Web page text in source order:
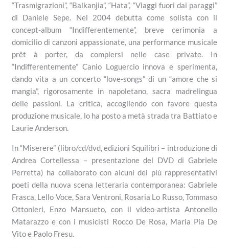
“Trasmigrazioni”, “Balkanjia”, “Hata”, “Viaggi fuori dai paraggi”
di Daniele Sepe. Nel 2004 debutta come solista con il
concept-album “Indifferentemente”, breve cerimonia a
domicilio di canzoni appassionate, una performance musicale
prêt à porter, da compiersi nelle case private. In
“Indifferentemente” Canio Loguercio innova e sperimenta,
dando vita a un concerto “love-songs” di un “amore che si
mangia”, rigorosamente in napoletano, sacra madrelingua
delle passioni. La critica, accogliendo con favore questa
produzione musicale, lo ha posto a metà strada tra Battiato e
Laurie Anderson.
In “Miserere” (libro/cd/dvd, edizioni Squilibri – introduzione di
Andrea Cortellessa – presentazione del DVD di Gabriele
Perretta) ha collaborato con alcuni dei più rappresentativi
poeti della nuova scena letteraria contemporanea: Gabriele
Frasca, Lello Voce, Sara Ventroni, Rosaria Lo Russo, Tommaso
Ottonieri, Enzo Mansueto, con il video-artista Antonello
Matarazzo e con i musicisti Rocco De Rosa, Maria Pia De
Vito e Paolo Fresu.